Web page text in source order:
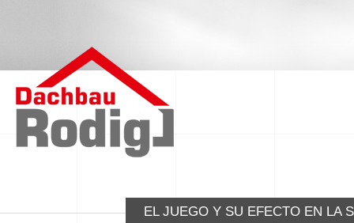
EL JUEGO Y SU EFECTO EN LA